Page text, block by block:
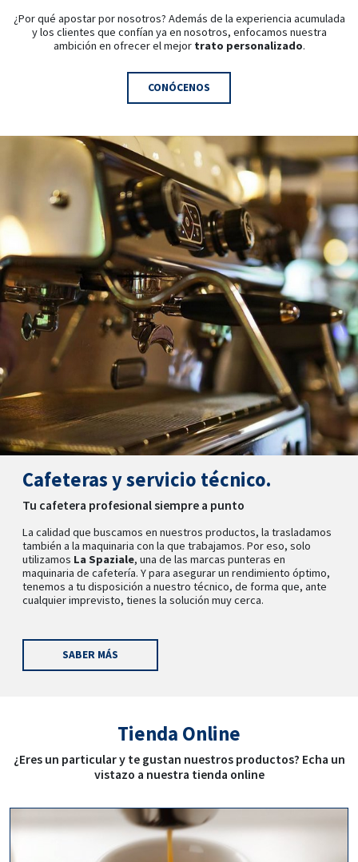
¿Por qué apostar por nosotros? Además de la experiencia acumulada
y los clientes que confían ya en nosotros, enfocamos nuestra
ambición en ofrecer el mejor trato personalizado.
CONÓCENOS
Cafeteras y servicio técnico.
Tu cafetera profesional siempre a punto
La calidad que buscamos en nuestros productos, la trasladamos
también a la maquinaria con la que trabajamos. Por eso, solo
utilizamos La Spaziale, una de las marcas punteras en
maquinaria de cafetería. Y para asegurar un rendimiento óptimo,
tenemos a tu disposición a nuestro técnico, de forma que, ante
cualquier imprevisto, tienes la solución muy cerca.
SABER MÁS
Tienda Online
¿Eres un particular y te gustan nuestros productos? Echa un
vistazo a nuestra tienda online